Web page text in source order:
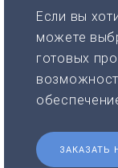
Если вы
можете
готовых
ЗАКАЗАТЬ